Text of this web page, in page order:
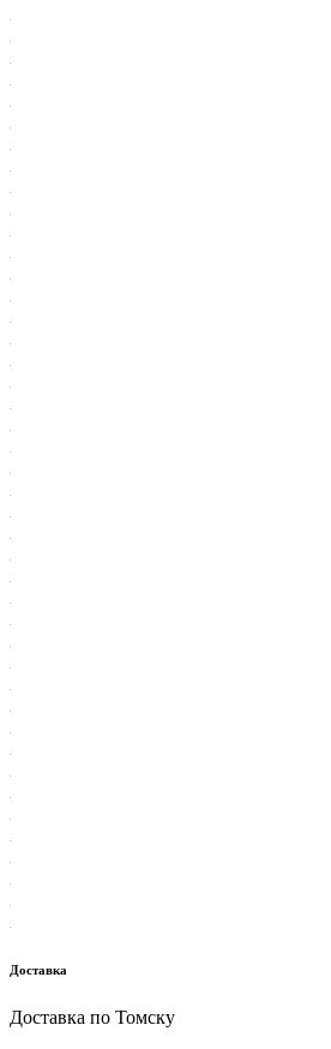
Доставка
Доставка по Томску